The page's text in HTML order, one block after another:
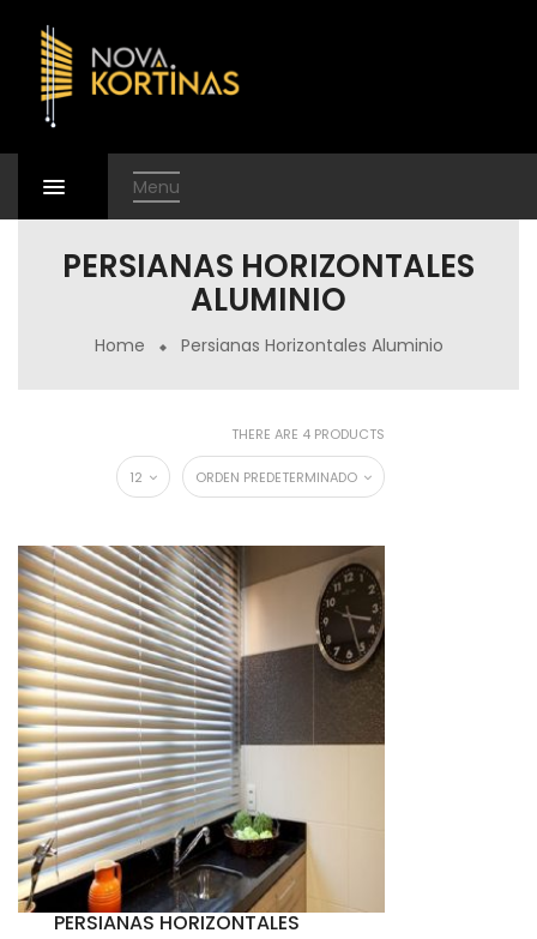
Menu
PERSIANAS HORIZONTALES
ALUMINIO
Home Persianas Horizontales Aluminio
THERE ARE 4 PRODUCTS
ORDEN PREDETERMINADO
12
PERSIANAS HORIZONTALES